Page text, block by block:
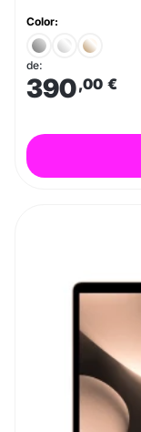
Color:
de:
390,00 €